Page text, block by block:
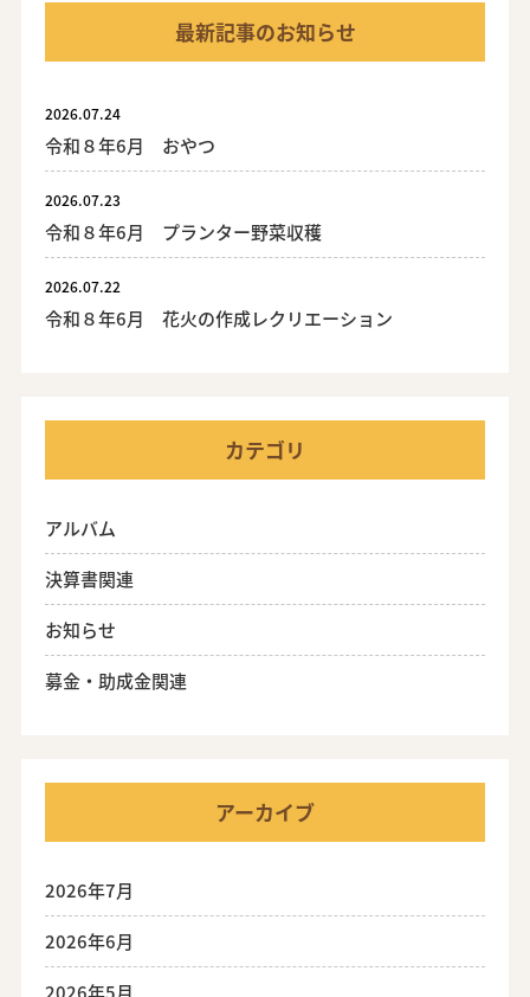
最新記事のお知らせ
2026.07.24
令和８年6月 おやつ
2026.07.23
令和８年6月 プランター野菜収穫
2026.07.22
令和８年6月 花火の作成レクリエーション
カテゴリ
アルバム
決算書関連
お知らせ
募金・助成金関連
アーカイブ
2026年7月
2026年6月
2026年5月